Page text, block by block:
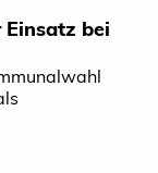
bei